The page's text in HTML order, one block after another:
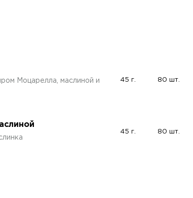
Моцарелла, маслиной и
45 г. 80 шт.
45 г. 80 шт.